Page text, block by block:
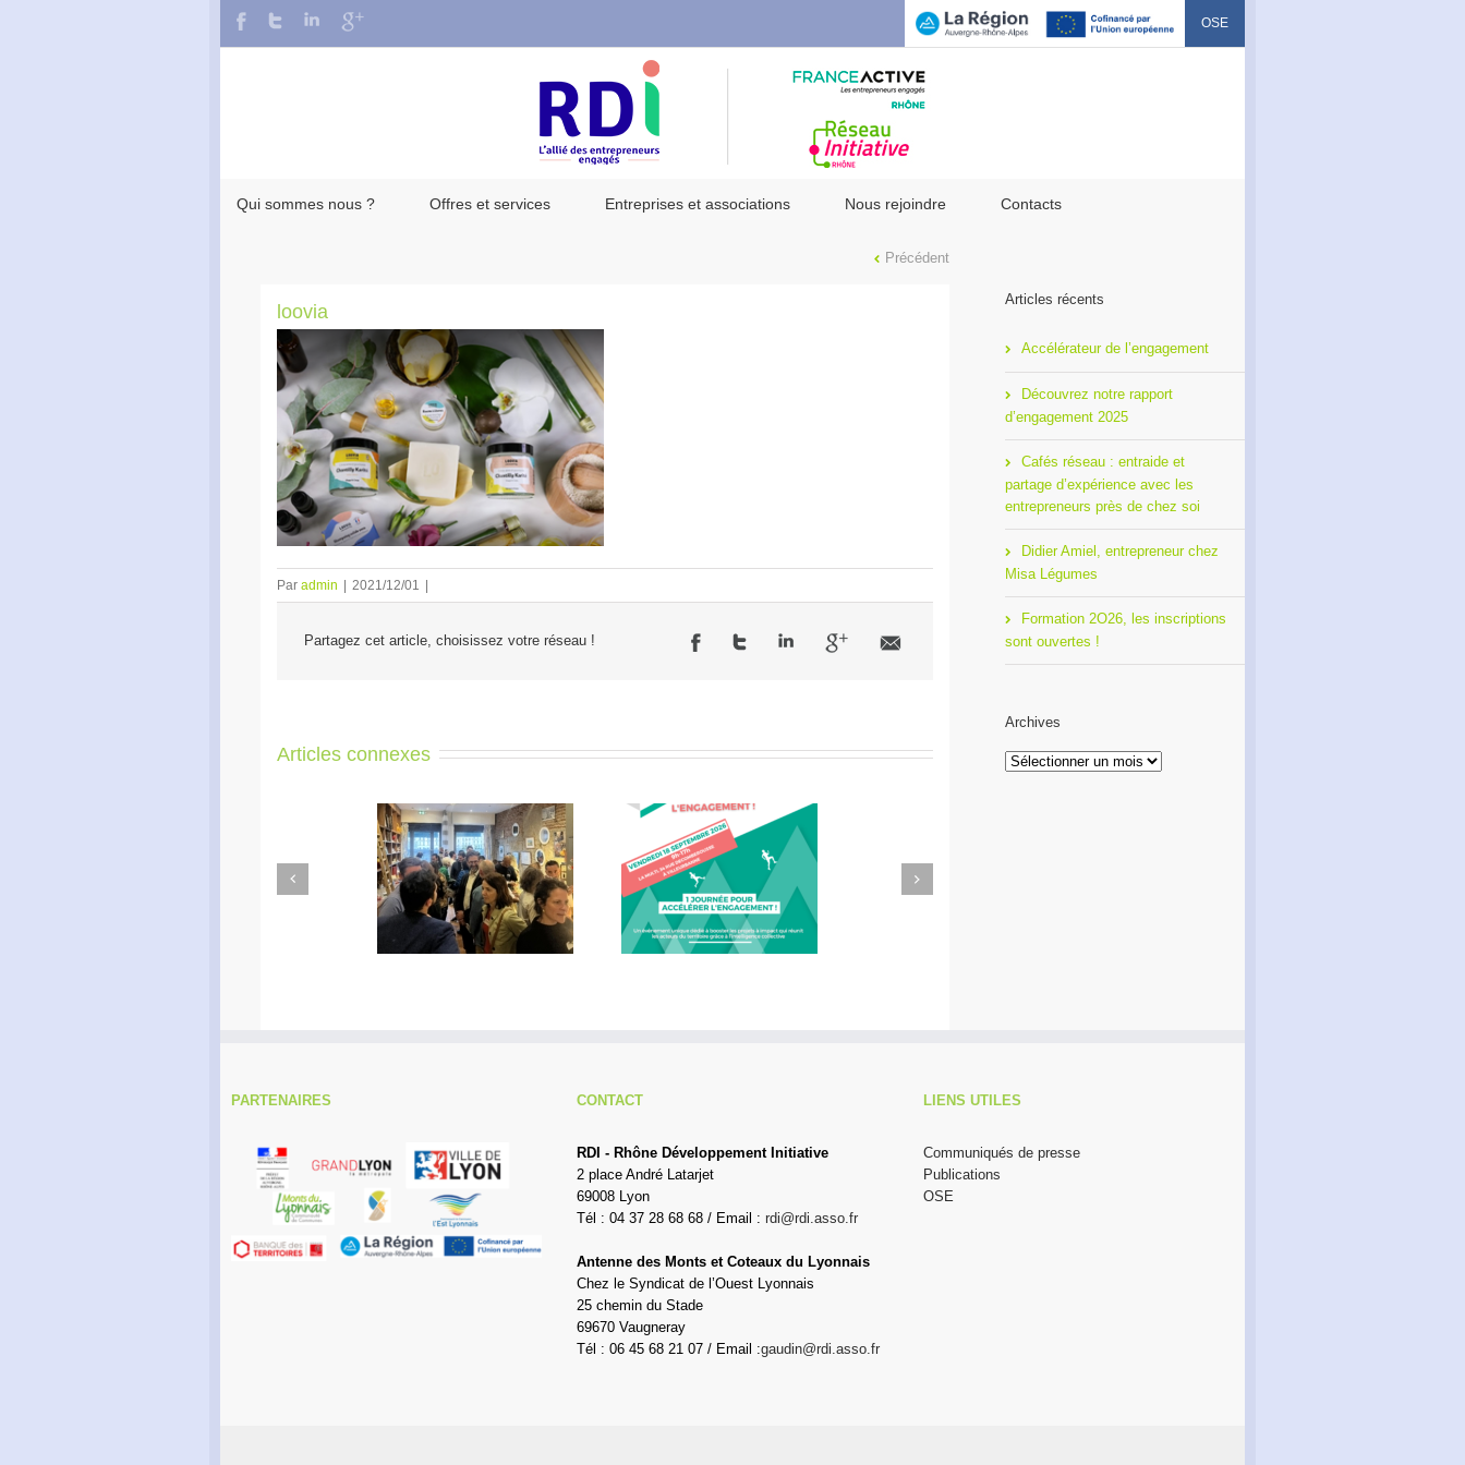
OSE
Qui sommes nous ? Offres et services Entreprises et associations Nous rejoindre Contacts
Précédent
loovia
Par admin 2021/12/01
Partagez cet article, choisissez votre réseau !
Articles connexes
Accélérateur de
l’engagement
Didier Amiel, entrepreneur
chez Misa Légumes
Previous
Next
Articles récents
Accélérateur de l’engagement
Découvrez notre rapport
d’engagement 2025
Cafés réseau : entraide et
partage d’expérience avec les
entrepreneurs près de chez soi
Didier Amiel, entrepreneur chez
Misa Légumes
Formation 2O26, les inscriptions
sont ouvertes !
Archives
Archives
PARTENAIRES CONTACT
RDI - Rhône Développement Initiative
2 place André Latarjet
69008 Lyon
Tél : 04 37 28 68 68 / Email :rdi@rdi.asso.fr
Antenne des Monts et Coteaux du Lyonnais
Chez le Syndicat de l’Ouest Lyonnais
25 chemin du Stade
69670 Vaugneray
Tél : 06 45 68 21 07 / Email :gaudin@rdi.asso.fr
LIENS UTILES
Communiqués de presse
Publications
OSE